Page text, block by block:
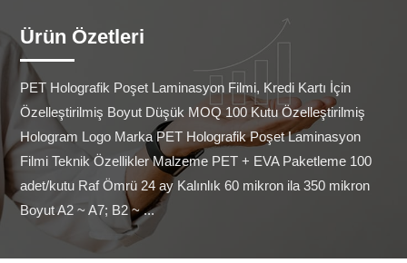
Ürün Özetleri
PET Holografik Poşet Laminasyon Filmi, Kredi Kartı İçin
Özelleştirilmiş Boyut Düşük MOQ 100 Kutu Özelleştirilmiş
Hologram Logo Marka PET Holografik Poşet Laminasyon
Filmi Teknik Özellikler Malzeme PET + EVA Paketleme 100
adet/kutu Raf Ömrü 24 ay Kalınlık 60 mikron ila 350 mikron
Boyut A2 ~ A7; B2 ~ ...